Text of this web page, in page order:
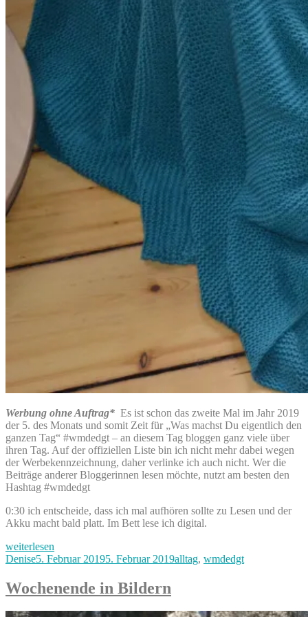
Werbung ohne Auftrag* Es ist schon das zweite Mal im Jahr 2019
der 5. des Monats und somit Zeit für „Was machst Du eigentlich den
ganzen Tag“ #wmdedgt – an diesem Tag bloggen ganz viele über
ihren Tag. Auf der offiziellen Liste bin ich nicht mehr dabei wegen
der Werbekennzeichnung, daher verlinke ich auch nicht. Wer die
Beiträge anderer Bloggerinnen lesen möchte, nutzt am besten den
Hashtag #wmdedgt
0:30 ich entscheide, dass ich mal aufhören sollte zu Lesen und der
Akku macht bald platt. Im Bett lese ich digital.
„Was
machst
eigentlich
den
weiterlesen
Autor
DeniseVeröffentlicht
5. Februar 20195. Februar 2019Kategorien
alltag, wmdedgt
Wochenende in Bildern